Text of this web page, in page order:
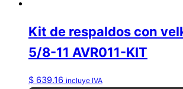
Kit de respaldos con
5/8-11 AVR011-KIT
$ 639.16 incluye IVA